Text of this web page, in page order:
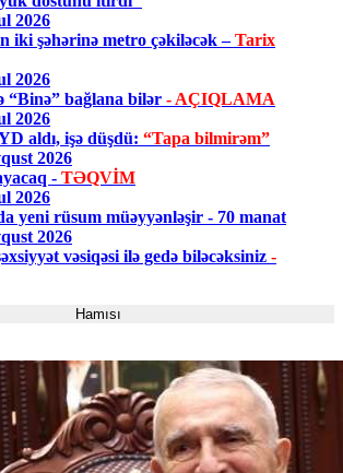
2026
iki şəhərinə metro çəkiləcək –Tarix
2026
“Binə” bağlana bilər - AÇIQLAMA
2026
aldı, işə düşdü: “Tapa bilmirəm”
2026
- TƏQVİM
2026
yeni rüsum müəyyənləşir - 70 manat
2026
vəsiqəsi ilə gedə biləcəksiniz -
Hamısı